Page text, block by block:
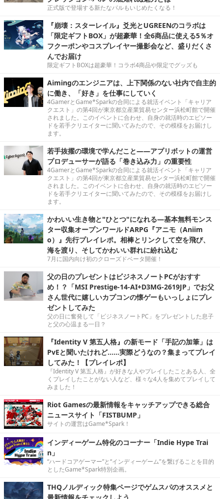
正式版で登場する新たなパルもいじめたくなる！
『崩壊：スターレイル』爻光とUGREENのコラボは
「限定ギフトBOX」が超豪華！全6商品に使える5％オ
フクーポンやコスプレイヤー撮影会など、盛りだくさ
んでお届け
限定ギフトBOXは超豪華！コラボ4商品や限定でグッズも
Aimingのエンジニアは、上下関係のない社内で自主的
に働き、「好き」を仕事にしていく
4GamerとGame*Sparkの合同による就活イベント「キャリア
クエスト」の第4回が東京都立産業貿易センター浜松町館で開催
されました。このイベントに合わせ、自身の就活時のエピソー
ドを若手クリエイターに聞いてみたので、その模様をお届けし
ます。
若手抜擢の環境で学んだこと――アプリボットの運営
プロデューサーが語る「巻き込み力」の重要性
4GamerとGame*Sparkの合同による就活イベント「キャリア
クエスト」の第4回が東京都立産業貿易センター浜松町館で開催
されました。このイベントに合わせ、自身の就活時のエピソー
ドを若手クリエイターに聞いてみたので、その模様をお届けし
ます。
かわいい生き物と"ひとつ"になれる―基本無料モンス
ター収集オープンワールドARPG『アニモ（Aniim
o）』先行プレイレポ。相棒とリンクして空を飛び、
海を渡り、そしてかわいい群れに紛れ込む
7月に国内向け初のクローズドベータ開催！
父の日のプレゼントはビジネスノートPCがおすす
め！？「MSI Prestige-14-AI+D3MG-2619JP」でお父
さん世代に嬉しいカプコンの懐ゲーもいっしょにプレ
ゼントしてみた
父の日に奮発して「ビジネスノートPC」をプレゼントした息子
と父の心温まる一日？
『Identity V 第五人格』の新モード「手記の加筆」は
PvEと聞いたけれど……実際どうなの？集まってプレイ
してみた！【プレイレポ】
『Identity V 第五人格』が好きな人やプレイしたことある人、全
くプレイしたことがない人など、様々な4人を集めてプレイして
みました！
Riot Gamesの最新情報をキャッチアップできる総合
ニュースサイト「FISTBUMP」
サイトの運営はGame*Spark！
インディーゲーム特化のコーナー「Indie Hype Trai
n」
“ハードコアゲーマー”と“インディーゲーム”を繋げることを目的
としたGame*Spark特別企画。
THQノルディック特集ページでゲムスパのオススメと